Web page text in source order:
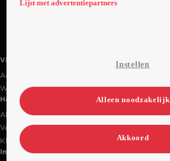
Videoland
Actiecode
Werken bij RTL
Handige links
Alle films & series
Veelgestelde vragen
Klantenservice
Informatie
Lijst met advertentiepartners
Instellen
Alleen noodzakelijk
Akkoord